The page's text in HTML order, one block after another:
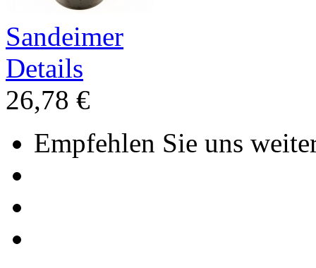
Sandeimer
Details
26,78 €
Empfehlen Sie uns